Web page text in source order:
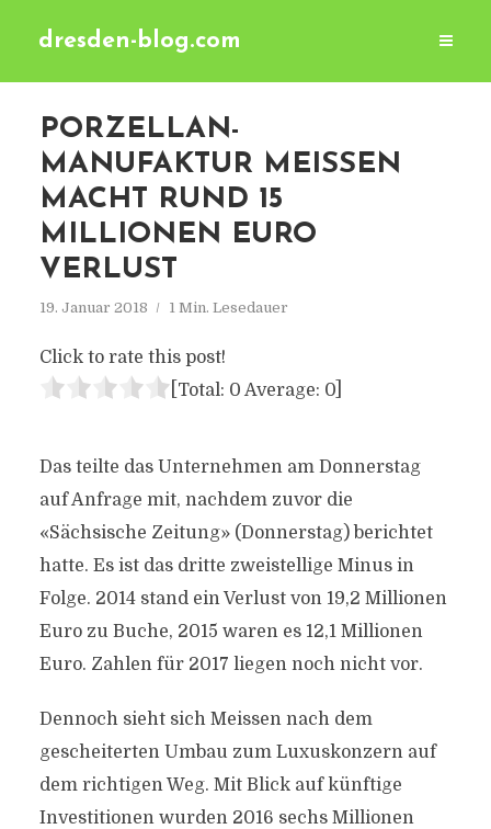
dresden-blog.com
PORZELLAN-
MANUFAKTUR MEISSEN
MACHT RUND 15
MILLIONEN EURO
VERLUST
19. Januar 2018 1 Min. Lesedauer
Click to rate this post!
[Total: 0 Average: 0]
Das teilte das Unternehmen am Donnerstag
auf Anfrage mit, nachdem zuvor die
«Sächsische Zeitung» (Donnerstag) berichtet
hatte. Es ist das dritte zweistellige Minus in
Folge. 2014 stand ein Verlust von 19,2 Millionen
Euro zu Buche, 2015 waren es 12,1 Millionen
Euro. Zahlen für 2017 liegen noch nicht vor.
Dennoch sieht sich Meissen nach dem
gescheiterten Umbau zum Luxuskonzern auf
dem richtigen Weg. Mit Blick auf künftige
Investitionen wurden 2016 sechs Millionen